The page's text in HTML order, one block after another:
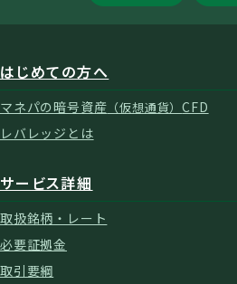
はじめての方へ
マネパの暗号資産 （仮想通貨）CFD
レバレッジとは
サービス詳細
取扱銘柄・レート
必要証拠金
取引要綱